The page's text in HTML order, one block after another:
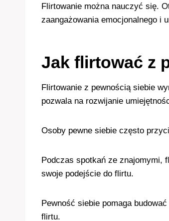
Flirtowanie można nauczyć się.
zaangażowania emocjonalnego i
Jak flirtować z
Flirtowanie z pewnością siebie
pozwala na rozwijanie
Osoby pewne siebie często
Podczas spotkań ze znajomymi,
swoje podejście do flirtu.
Pewność siebie pomaga
flirtu.